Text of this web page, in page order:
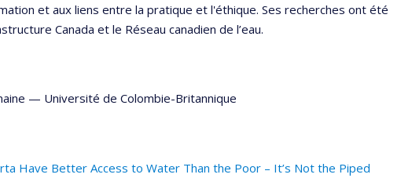
et aux liens entre la pratique et l'éthique. Ses recherches ont été
Canada et le Réseau canadien de l’eau.
— Université de Colombie-Britannique
Have Better Access to Water Than the Poor – It’s Not the Piped